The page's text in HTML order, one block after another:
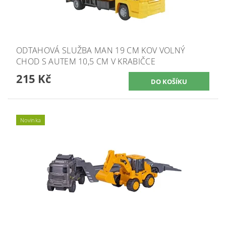
ODTAHOVÁ SLUŽBA MAN 19 CM KOV VOLNÝ
CHOD S AUTEM 10,5 CM V KRABIČCE
215 Kč
Novinka